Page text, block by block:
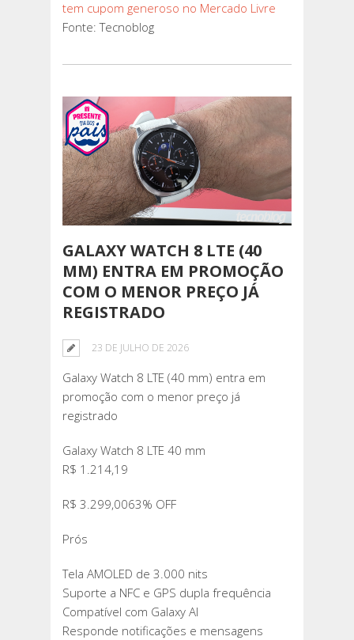
tem cupom generoso no Mercado Livre
Fonte: Tecnoblog
GALAXY WATCH 8 LTE (40
MM) ENTRA EM PROMOÇÃO
COM O MENOR PREÇO JÁ
REGISTRADO
23 DE JULHO DE 2026
Galaxy Watch 8 LTE (40 mm) entra em
promoção com o menor preço já
registrado
Galaxy Watch 8 LTE 40 mm
R$ 1.214,19
R$ 3.299,0063% OFF
Prós
Tela AMOLED de 3.000 nits
Suporte a NFC e GPS dupla frequência
Compatível com Galaxy AI
Responde notificações e mensagens